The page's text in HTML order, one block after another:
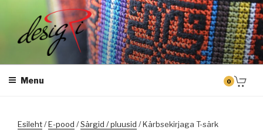
content
DESIGRI
Masintikkimine, tiimiriided, logo riietele tikkimine, kodukoha pusad,
Menu 0
Esileht/E-pood /Särgid / pluusid / Kärbsekirjaga T-särk